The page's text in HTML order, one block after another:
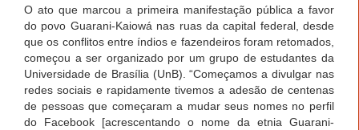
O ato que marcou a primeira manifestação pública a favor
do povo Guarani-Kaiowá nas ruas da capital federal, desde
que os conflitos entre índios e fazendeiros foram retomados,
começou a ser organizado por um grupo de estudantes da
Universidade de Brasília (UnB). “Começamos a divulgar nas
redes sociais e rapidamente tivemos a adesão de centenas
de pessoas que começaram a mudar seus nomes no perfil
do Facebook [acrescentando o nome da etnia Guarani-